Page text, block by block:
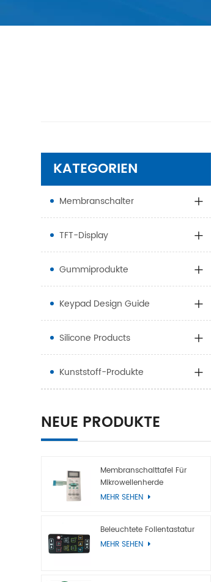
KATEGORIEN
Membranschalter
TFT-Display
Gummiprodukte
Keypad Design Guide
Silicone Products
Kunststoff-Produkte
NEUE PRODUKTE
Membranschalttafel Für
Mikrowellenherde
MEHR SEHEN
Beleuchtete Folientastatur
MEHR SEHEN